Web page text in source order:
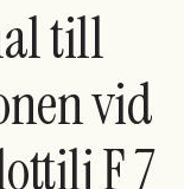
till
vid
F 7